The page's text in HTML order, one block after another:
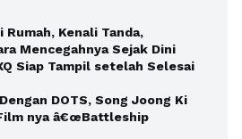
Rumah, Kenali Tanda,
Mencegahnya Sejak Dini
Siap Tampil setelah Selesai
DOTS, Song Joong Ki
nya â€œBattleship